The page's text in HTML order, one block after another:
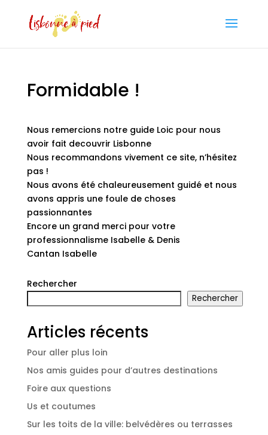
Formidable !
Nous remercions notre guide Loic pour nous
avoir fait decouvrir Lisbonne
Nous recommandons vivement ce site, n’hésitez
pas !
Nous avons été chaleureusement guidé et nous
avons appris une foule de choses
passionnantes
Encore un grand merci pour votre
professionnalisme Isabelle & Denis
Cantan Isabelle
Rechercher
Rechercher
Articles récents
Pour aller plus loin
Nos amis guides pour d’autres destinations
Foire aux questions
Us et coutumes
Sur les toits de la ville: belvédères ou terrasses